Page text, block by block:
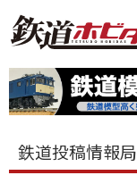
鉄道投稿情報局